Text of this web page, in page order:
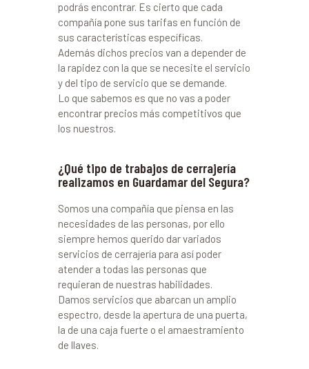
podrás encontrar. Es cierto que cada
compañía pone sus tarifas en función de
sus características específicas.
Además dichos precios van a depender de
la rapidez con la que se necesite el servicio
y del tipo de servicio que se demande.
Lo que sabemos es que no vas a poder
encontrar precios más competitivos que
los nuestros.
¿Qué tipo de trabajos de cerrajería
realizamos en Guardamar del Segura?
Somos una compañía que piensa en las
necesidades de las personas, por ello
siempre hemos querido dar variados
servicios de cerrajería para así poder
atender a todas las personas que
requieran de nuestras habilidades.
Damos servicios que abarcan un amplio
espectro, desde la apertura de una puerta,
la de una caja fuerte o el amaestramiento
de llaves.